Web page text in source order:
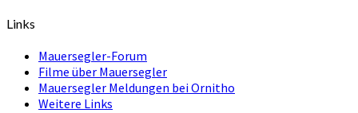
Links
Mauersegler-Forum
Filme über Mauersegler
Mauersegler Meldungen bei Ornitho
Weitere Links